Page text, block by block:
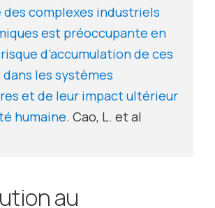
complexes industriels
est préoccupante en
d’accumulation de ces
les systèmes
et de leur impact ultérieur
humaine. Cao, L. et al
au